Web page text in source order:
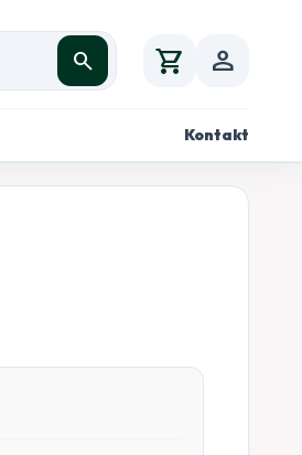
search shopping_cart person
Kontakt